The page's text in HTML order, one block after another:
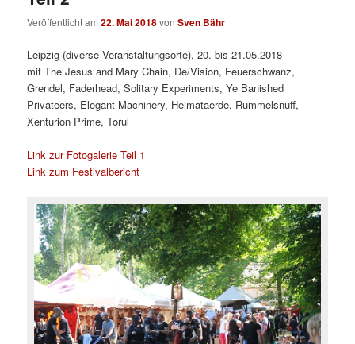
Veröffentlicht am22. Mai 2018vonSven Bähr
Leipzig (diverse Veranstaltungsorte), 20. bis 21.05.2018
mit The Jesus and Mary Chain, De/Vision, Feuerschwanz,
Grendel, Faderhead, Solitary Experiments, Ye Banished
Privateers, Elegant Machinery, Heimataerde, Rummelsnuff,
Xenturion Prime, Torul
Link zur Fotogalerie Teil 1
Link zum Festivalbericht